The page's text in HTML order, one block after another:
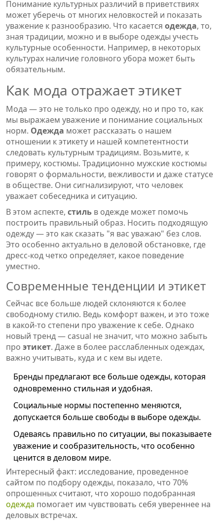
Понимание культурных различий в приветствиях
может уберечь от многих неловкостей и показать
уважение к разнообразию. Что касается одежда, то,
зная традиции, можно и в выборе одежды учесть
культурные особенности. Например, в некоторых
культурах наличие головного убора может быть
обязательным.
Как мода отражает этикет
Мода — это не только про одежду, но и про то, как
мы выражаем уважение и понимание социальных
норм. Одежда может рассказать о нашем
отношении к этикету и нашей компетентности
следовать культурным традициям. Возьмите, к
примеру, костюмы. Традиционно мужские костюмы
говорят о формальности, вежливости и даже статусе
в обществе. Они сигнализируют, что человек
уважает собеседника и ситуацию.
В этом аспекте, стиль в одежде может помочь
построить правильный образ. Носить подходящую
одежду — это как сказать "я вас уважаю" без слов.
Это особенно актуально в деловой обстановке, где
дресс-код четко определяет, какое поведение
уместно.
Современные тенденции и этикет
Сейчас все больше людей склоняются к более
свободному стилю. Ведь комфорт важен, и это тоже
в какой-то степени про уважение к себе. Однако
новый тренд — casual не значит, что можно забыть
про этикет. Даже в более расслабленных одеждах,
важно учитывать, куда и с кем вы идете.
Бренды предлагают все больше одежды, которая
одновременно стильная и удобная.
Социальные нормы постепенно меняются,
допускается больше свободы в выборе одежды.
Одеваясь правильно по ситуации, вы показываете
уважение и сообразительность, что особенно
ценится в деловом мире.
Интересный факт: исследование, проведенное
сайтом по подбору одежды, показало, что 70%
опрошенных считают, что хорошо подобранная
одежда помогает им чувствовать себя увереннее на
деловых встречах.